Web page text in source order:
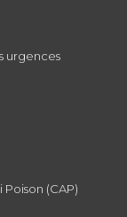
urgences
(CAP)